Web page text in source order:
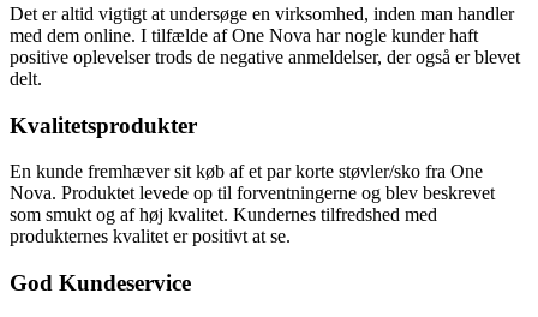
Det er altid vigtigt at undersøge en virksomhed, inden man handler
med dem online. I tilfælde af One Nova har nogle kunder haft
positive oplevelser trods de negative anmeldelser, der også er blevet
delt.
Kvalitetsprodukter
En kunde fremhæver sit køb af et par korte støvler/sko fra One
Nova. Produktet levede op til forventningerne og blev beskrevet
som smukt og af høj kvalitet. Kundernes tilfredshed med
produkternes kvalitet er positivt at se.
God Kundeservice